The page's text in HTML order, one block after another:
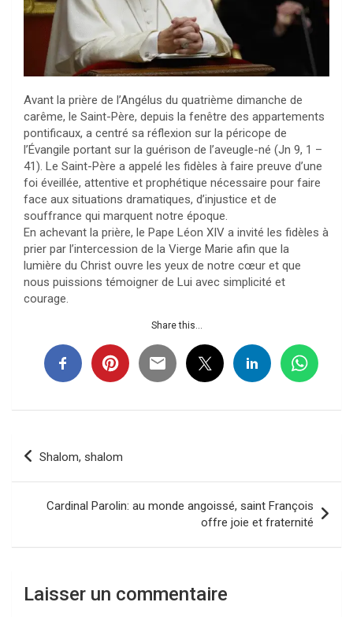
Avant la prière de l’Angélus du quatrième dimanche de
carême, le Saint-Père, depuis la fenêtre des appartements
pontificaux, a centré sa réflexion sur la péricope de
l’Évangile portant sur la guérison de l’aveugle-né (Jn 9, 1 –
41). Le Saint-Père a appelé les fidèles à faire preuve d’une
foi éveillée, attentive et prophétique nécessaire pour faire
face aux situations dramatiques, d’injustice et de
souffrance qui marquent notre époque.
En achevant la prière, le Pape Léon XIV a invité les fidèles à
prier par l’intercession de la Vierge Marie afin que la
lumière du Christ ouvre les yeux de notre cœur et que
nous puissions témoigner de Lui avec simplicité et
courage.
Share this...
Navigation
Shalom, shalom
Cardinal Parolin: au monde angoissé, saint François
offre joie et fraternité
Laisser un commentaire